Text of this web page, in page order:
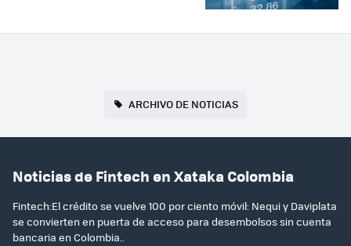
ARCHIVO DE NOTICIAS
Noticias de Fintech en Xataka Colombia
Fintech:El crédito se vuelve 100 por ciento móvil: Nequi y Daviplata
se convierten en puerta de acceso para desembolsos sin cuenta
bancaria en Colombia..